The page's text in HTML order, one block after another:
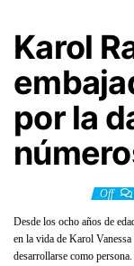
Karol
por la
Off
Desde los ocho años de
en la vida de Karol
desarrollarse como